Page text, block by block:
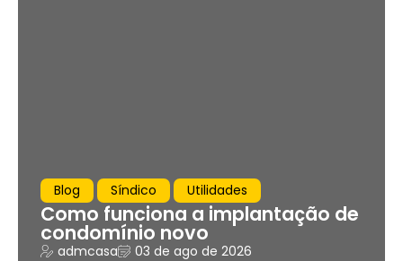
Blog Síndico Utilidades
Como funciona a implantação de
condomínio novo
admcasa 03 de ago de 2026